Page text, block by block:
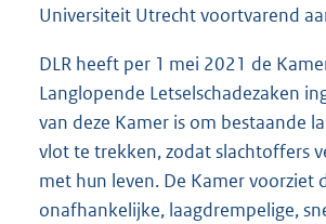
Universiteit Utrecht voortvarend
DLR heeft per 1 mei 2021 de
Langlopende Letselschadezaken
van deze Kamer is om bestaande
vlot te trekken, zodat slachtoffers
met hun leven. De Kamer voorziet
onafhankelijke, laagdrempelige,